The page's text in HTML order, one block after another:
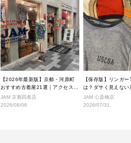
【2026年最新版】京都・河原町
おすすめ古着屋21選｜アクセス良
好な絶対行くべきショップ厳選！
JAM 京都四条店
2026/08/06
【保存版】リンガ
は？ダサく見えない
なし完全ガイド
JAM 心斎橋店
2026/07/31